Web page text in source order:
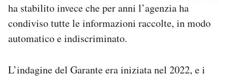
ha stabilito invece che per anni l’agenzia ha
condiviso tutte le informazioni raccolte, in modo
automatico e indiscriminato.
L’indagine del Garante era iniziata nel 2022, e i